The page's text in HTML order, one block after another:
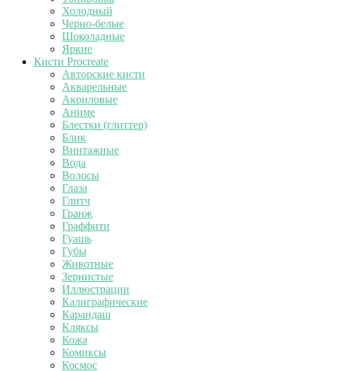
Холодный
Черно-белые
Шоколадные
Яркие
Кисти Procreate
Авторские кисти
Акварельные
Акриловые
Аниме
Блестки (глиттер)
Блик
Винтажные
Вода
Волосы
Глаза
Глитч
Гранж
Граффити
Гуашь
Губы
Животные
Зернистые
Иллюстрации
Калиграфические
Карандаш
Кляксы
Кожа
Комиксы
Космос